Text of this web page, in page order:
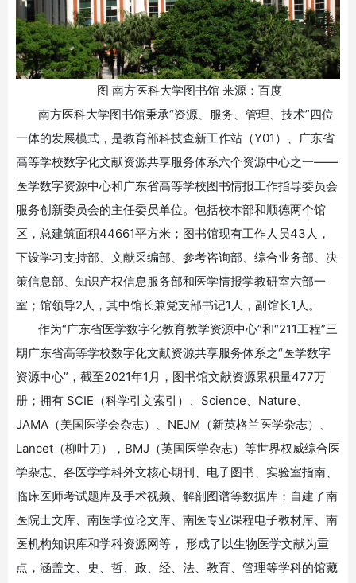
图 南方医科大学图书馆 来源：百度
南方医科大学图书馆秉承“资源、服务、管理、技术”四位
一体的发展模式，是教育部科技查新工作站（Y01 ）、广东省
高等学校数字化文献资源共享服务体系六个资源中心之一——
医学数字资源中心和广东省高等学校图书情报工作指导委员会
服务创新委员会的主任委员单位。包括校本部和顺德两个馆
区，总建筑面积44661平方米；图书馆现有工作人员43人，
下设学习支持部、文献采编部、参考咨询部、综合业务部、决
策信息部、知识产权信息服务部和医学情报学教研室六部一
室；馆领导2人，其中馆长兼党支部书记1 人，副馆长1 人。
作为“广东省医学数字化教育教学资源中心”和“211工程”三
期广东省高等学校数字化文献资源共享服务体系之“医学数字
资源中心”，截至2021年1 月，图书馆文献资源累积量477万
册；拥有 SCIE （科学引文索引）、 Science、 Nature、
JAMA （美国医学会杂志）、 NEJM （新英格兰医学杂志）、
Lancet （柳叶刀）， BMJ （英国医学杂志）等世界权威综合医
学杂志、各医学学科外文核心期刊、电子图书、实验室指南、
临床医师考试题库及手术视频、解剖图谱等数据库；自建了南
医院士文库、南医学位论文库、南医专业课程电子教材库、南
医机构知识库和学科资源网等， 形成了以生物医学文献为重
点，涵盖文、史、哲、政、经、法、教育、管理等学科的馆藏